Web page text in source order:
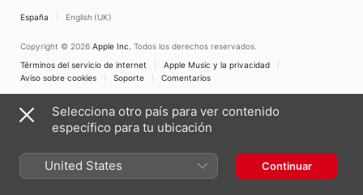
España English (UK)
Copyright © 2026 Apple Inc. Todos los derechos reservados.
Términos del servicio de internet
Apple Music y la privacidad
Aviso sobre cookies
Soporte Comentarios
Selecciona otro país para ver contenido
específico para tu ubicación
United States Continuar